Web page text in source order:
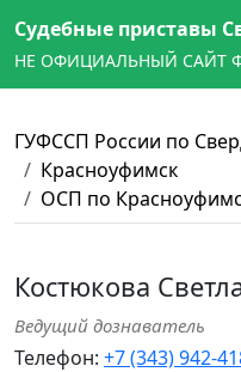
Судебные приставы
НЕ ОФИЦИАЛЬНЫЙ САЙТ
ГУФССП России по
Красноуфимск
ОСП по
Костюкова
Ведущий дознаватель
Телефон: +7 (343) 942-